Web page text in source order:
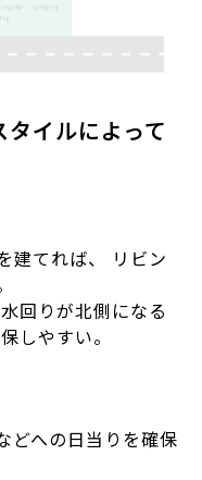
タイルによって
建てれば、 リビン
回りが北側になる
しやすい。
どへの日当りを確保